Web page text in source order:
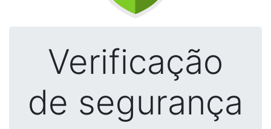
Verificação
de segurança